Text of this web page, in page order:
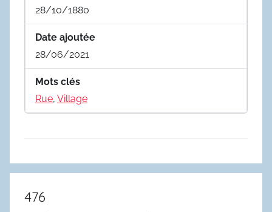
28/10/1880
Date ajoutée
28/06/2021
Mots clés
Rue, Village
476